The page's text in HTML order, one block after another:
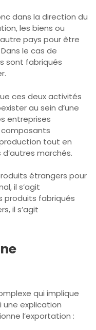
dans la direction du
les biens ou
pays pour être
le cas de
sont fabriqués
ces deux activités
au sein d’une
entreprises
tout en
marchés.
étrangers pour
il s’agit
produits fabriqués
il s’agit
qui implique
une explication
l’exportation :